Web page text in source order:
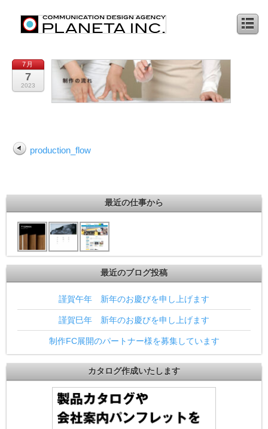
7月
7
2023
production_flow
最近の仕事から
最近のブログ投稿
謹賀午年 新年のお慶びを申し上げます
謹賀巳年 新年のお慶びを申し上げます
制作FC展開のパートナー様を募集しています
カタログ作成いたします